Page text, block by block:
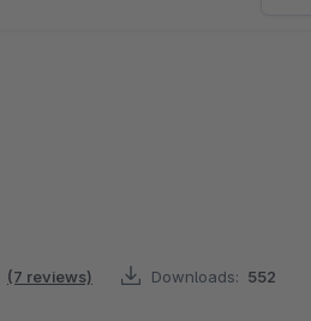
(7 reviews) Downloads: 552